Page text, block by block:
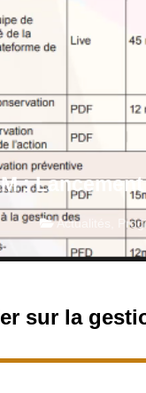
:
Actualités
sur la